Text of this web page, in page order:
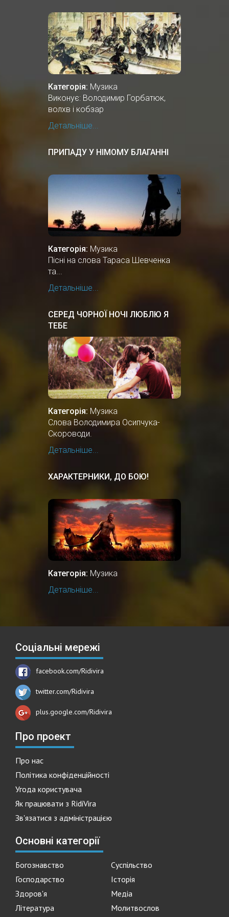
Категорія: Музика
Виконує: Володимир Горбатюк,
волхв і кобзар
Детальніше...
ПРИПАДУ У НІМОМУ БЛАГАННІ
Категорія: Музика
Пісні на слова Тараса Шевченка
та...
Детальніше...
СЕРЕД ЧОРНОЇ НОЧІ ЛЮБЛЮ Я
ТЕБЕ
Категорія: Музика
Слова Володимира Осипчука-
Скороводи.
Детальніше...
ХАРАКТЕРНИКИ, ДО БОЮ!
Категорія: Музика
Детальніше...
Соціальні мережі
facebook.com/Ridivira
twitter.com/Ridivira
plus.google.com/Ridivira
Про проект
Про нас
Політика конфіденційності
Угода користувача
Як працювати з RidiVira
Зв'язатися з адміністрацією
Основні категорії
Богознавство
Суспільство
Господарство
Історія
Здоров'я
Медіа
Література
Молитвослов